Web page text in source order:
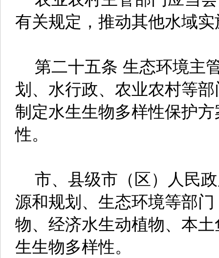
有关规定，推动其他水域
第二十五条 生态环境主
划、水行政、农业农村等
制定水生生物多样性保护
性。
市、县级市（区）人民
源和规划、生态环境等部
物、经济水生动植物、本
生生物多样性。